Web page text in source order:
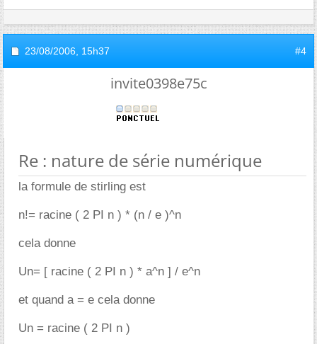
23/08/2006, 15h37 #4
invite0398e75c
Re : nature de série numérique
la formule de stirling est
n!= racine ( 2 PI n ) * (n / e )^n
cela donne
Un= [ racine ( 2 PI n ) * a^n ] / e^n
et quand a = e cela donne
Un = racine ( 2 PI n )